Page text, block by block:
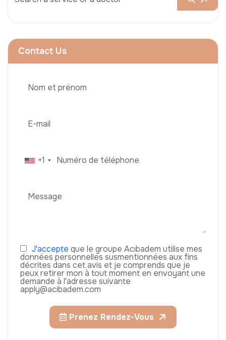
Contact Us
+1
J'accepte que le groupe Acıbadem utilise mes
données personnelles susmentionnées aux fins
décrites dans cet avis et je comprends que je
peux retirer mon à tout moment en envoyant une
demande à l'adresse suivante
apply@acibadem.com
Prenez Rendez-Vous